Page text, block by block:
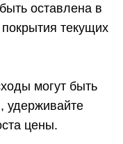
оставлена в
текущих
могут быть
удерживайте
цены.